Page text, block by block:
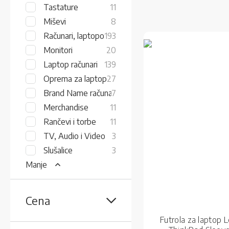
Futrola za laptop
Tastature 11items
Miševi
8items
Računari, laptopovi i monitori
193items
Monitori
20items
Laptop računari
139items
Oprema za laptop27items
Brand Name računari
7items
Merchandise
11items
Rančevi i torbe
11items
TV, Audio i Video
3items
Slušalice
3items
Manje
Cena